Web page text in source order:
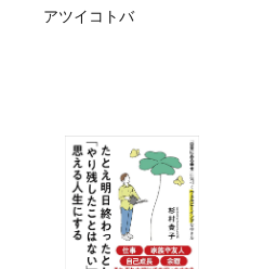
アツイコトバ